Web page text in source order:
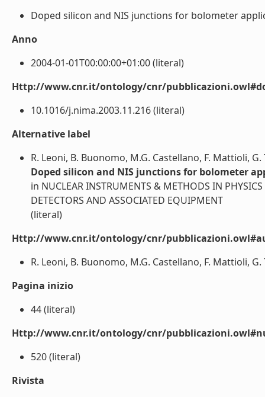
Doped silicon and NIS junctions for bolometer
Anno
2004-01-01T00:00:00+01:00 (literal)
Http://www.cnr.it/ontology/cnr/
10.1016/j.nima.2003.11.216 (literal)
Alternative label
R. Leoni, B. Buonomo, M.G. Castellano, F. Mattioli,
Doped silicon and NIS junctions for bolometer
in NUCLEAR INSTRUMENTS & METHODS IN PHYSICS
DETECTORS AND ASSOCIATED EQUIPMENT
(literal)
Http://www.cnr.it/ontology/cnr/
R. Leoni, B. Buonomo, M.G. Castellano, F. Mattioli,
Pagina inizio
44 (literal)
Http://www.cnr.it/ontology/cnr/
520 (literal)
Rivista